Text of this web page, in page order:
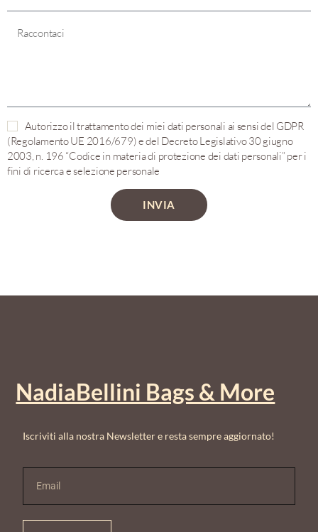
Autorizzo il trattamento dei miei dati personali ai sensi del GDPR
(Regolamento UE 2016/679) e del Decreto Legislativo 30 giugno
2003, n. 196 “Codice in materia di protezione dei dati personali” per i
fini di ricerca e selezione personale
INVIA
NadiaBellini Bags & More
Iscriviti alla nostra Newsletter e resta sempre aggiornato!